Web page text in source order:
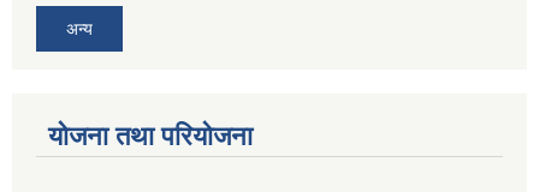
अन्य
योजना तथा परियोजना